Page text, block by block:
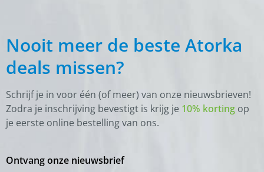
Nooit meer de beste Atorka
deals missen?
Schrijf je in voor één (of meer) van onze nieuwsbrieven!
Zodra je inschrijving bevestigt is krijg je 10% korting op
je eerste online bestelling van ons.
Ontvang onze nieuwsbrief